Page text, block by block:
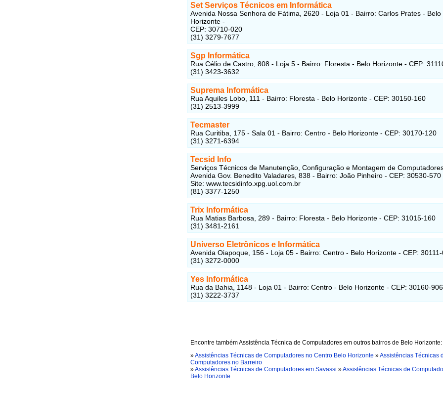
Set Serviços Técnicos em Informática
Avenida Nossa Senhora de Fátima, 2620 - Loja 01 - Bairro: Carlos Prates - Belo
Horizonte -
CEP: 30710-020
(31) 3279-7677
Sgp Informática
Rua Célio de Castro, 808 - Loja 5 - Bairro: Floresta - Belo Horizonte - CEP:
(31) 3423-3632
Suprema Informática
Rua Aquiles Lobo, 111 - Bairro: Floresta - Belo Horizonte - CEP: 30150-160
(31) 2513-3999
Tecmaster
Rua Curitiba, 175 - Sala 01 - Bairro: Centro - Belo Horizonte - CEP: 30170-120
(31) 3271-6394
Tecsid Info
Serviços Técnicos de Manutenção, Configuração e Montagem de
Avenida Gov. Benedito Valadares, 838 - Bairro: João Pinheiro - CEP: 30530-570
Site: www.tecsidinfo.xpg.uol.com.br
(81) 3377-1250
Trix Informática
Rua Matias Barbosa, 289 - Bairro: Floresta - Belo Horizonte - CEP: 31015-160
(31) 3481-2161
Universo Eletrônicos e Informática
Avenida Oiapoque, 156 - Loja 05 - Bairro: Centro - Belo Horizonte - CEP:
(31) 3272-0000
Yes Informática
Rua da Bahia, 1148 - Loja 01 - Bairro: Centro - Belo Horizonte - CEP: 30160-906
(31) 3222-3737
Encontre também Assistência Técnica de Computadores em outros bairros de Belo Horizonte:
»Assistências Técnicas de Computadores no Centro Belo Horizonte »Assistências Técnicas
Computadores no Barreiro
»Assistências Técnicas de Computadores em Savassi »Assistências Técnicas de
Belo Horizonte